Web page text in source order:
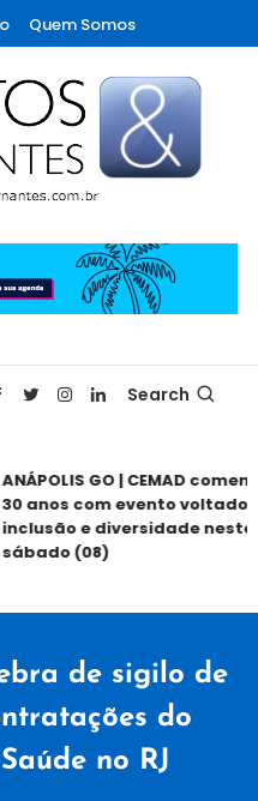
Quem Somos
Search
ANÁPOLIS GO | CEMAD
30 anos com evento voltado à
inclusão e diversidade neste
sábado (08)
de sigilo de
do
no RJ